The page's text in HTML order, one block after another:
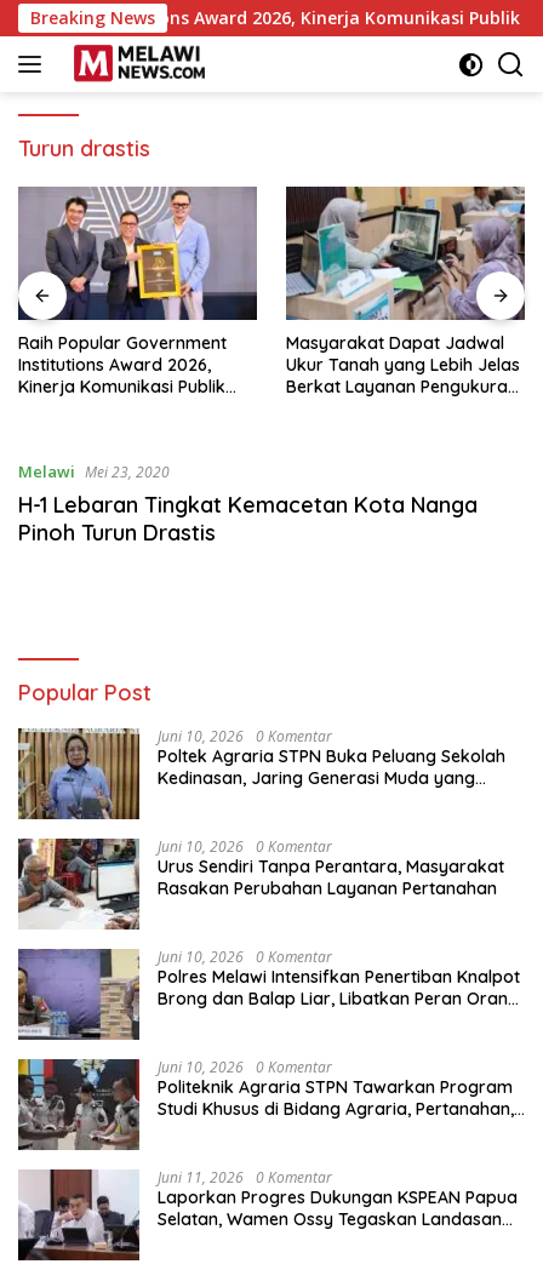
Langsung
ke
konten
Breaking News
Institutions Award 2026, Kinerja Komunikasi Publik
Turun drastis
Raih Popular Government
Institutions Award 2026,
Kinerja Komunikasi Publik
Masyarakat Dapat Jadwal
Ukur Tanah yang Lebih Jelas
Berkat Layanan Pengukuran
Melawi Mei 23, 2020
H-1 Lebaran Tingkat Kemacetan Kota Nanga
Pinoh Turun Drastis
Popular Post
Juni 10, 2026 0 Komentar
Poltek Agraria STPN Buka Peluang Sekolah
Kedinasan, Jaring Generasi Muda yang
Juni 10, 2026 0 Komentar
Urus Sendiri Tanpa Perantara, Masyarakat
Rasakan Perubahan Layanan Pertanahan
Juni 10, 2026 0 Komentar
Polres Melawi Intensifkan Penertiban Knalpot
Brong dan Balap Liar, Libatkan Peran Orang
Juni 10, 2026 0 Komentar
Politeknik Agraria STPN Tawarkan Program
Studi Khusus di Bidang Agraria, Pertanahan,
Juni 11, 2026 0 Komentar
Laporkan Progres Dukungan KSPEAN Papua
Selatan, Wamen Ossy Tegaskan Landasan